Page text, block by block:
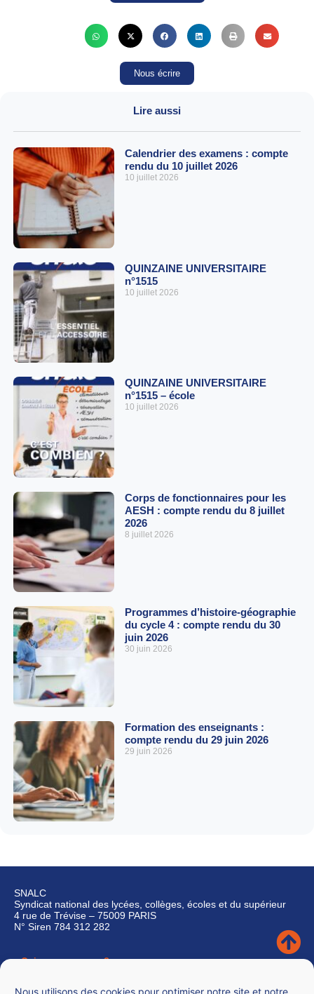
Nous utilisons des cookies pour optimiser notre site et notre
Nous écrire
Lire aussi
Calendrier des examens : compte
rendu du 10 juillet 2026
10 juillet 2026
QUINZAINE UNIVERSITAIRE
n°1515
10 juillet 2026
QUINZAINE UNIVERSITAIRE
n°1515 – école
10 juillet 2026
Corps de fonctionnaires pour les
AESH : compte rendu du 8 juillet
2026
8 juillet 2026
Programmes d’histoire-géographie
du cycle 4 : compte rendu du 30
juin 2026
30 juin 2026
Formation des enseignants :
compte rendu du 29 juin 2026
29 juin 2026
SNALC
Syndicat national des lycées, collèges, écoles et du supérieur
4 rue de Trévise – 75009 PARIS
N° Siren 784 312 282
Qui sommes-nous ?